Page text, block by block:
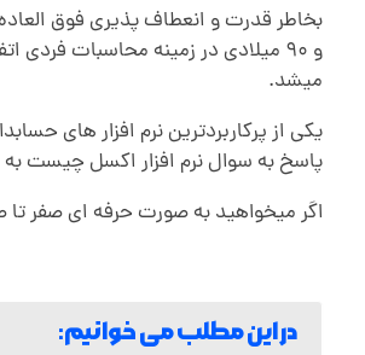
ت
ف
ا
و ۹۰ میلادی در زمینه محاسبات
میشد.
یکی از پرکاربردترین نرم افزار های
پاسخ به سوال نرم افزار اکسل چیست به
اگر میخواهید به صورت حرفه ای صفر تا
در این مطلب می خوانیم: